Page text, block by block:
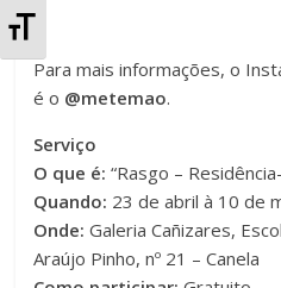
t
A
Para mais informações, o
é o @metemao.
Serviço
O que é:“Rasgo –
Quando: 23 de abril à 10 de
Onde:Galeria Cañizares,
Araújo Pinho, nº 21 – Canela